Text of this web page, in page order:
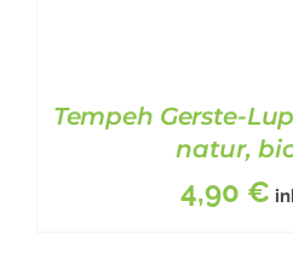
Tempeh Gerste-
natur,
4,90 €